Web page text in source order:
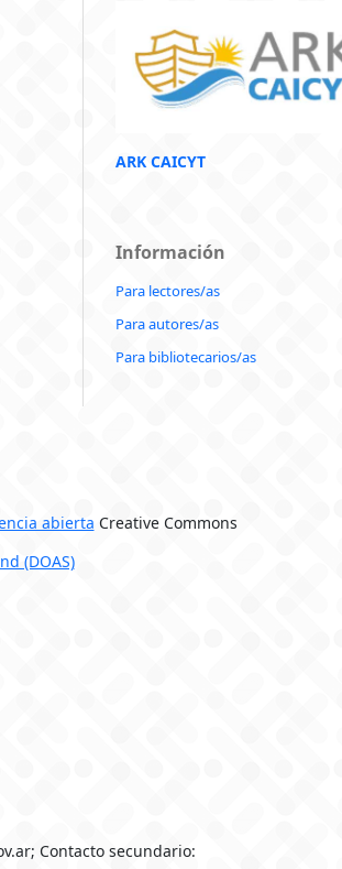
ARK CAICYT
Información
Para lectores/as
Para autores/as
Para bibliotecarios/as
abierta Creative Commons
(DOAS)
Contacto secundario: